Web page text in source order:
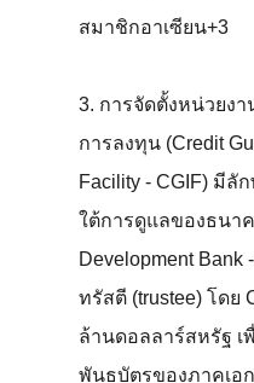
สมาชิกอาเซียน+3
3. การจัดตั้งหน่วยง
การลงทุน (Credit
Facility - CGIF) มี
ใต้การดูแลของธนา
Development
ทรัสตี (trustee) โดย
ล้านดอลลาร์สหรัฐ
พันธบัตรของภาคเอ